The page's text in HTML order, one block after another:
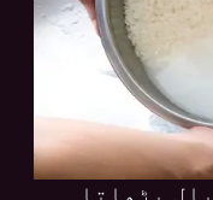
بڑھاتا